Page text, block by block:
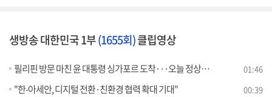
생방송 대한민국 1부(1655회)클립영상
필리핀 방문 마친 윤 대통령 싱가포르 도착···오늘 정상회담 01:46
"한-아세안, 디지털 전환·친환경 협력 확대 기대" 00:39